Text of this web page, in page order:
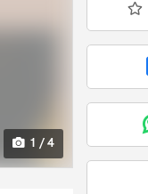
1 / 4